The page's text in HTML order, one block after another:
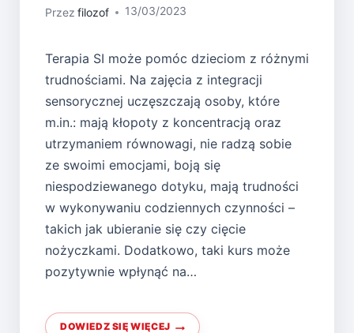
Przez filozof 13/03/2023
Terapia SI może pomóc dzieciom z różnymi
trudnościami. Na zajęcia z integracji
sensorycznej uczęszczają osoby, które
m.in.: mają kłopoty z koncentracją oraz
utrzymaniem równowagi, nie radzą sobie
ze swoimi emocjami, boją się
niespodziewanego dotyku, mają trudności
w wykonywaniu codziennych czynności –
takich jak ubieranie się czy cięcie
nożyczkami. Dodatkowo, taki kurs może
pozytywnie wpłynąć na…
DOWIEDZ SIĘ WIĘCEJ
JAK